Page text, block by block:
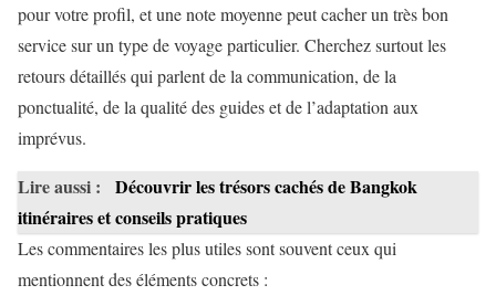
pour votre profil, et une note moyenne peut cacher un très bon
service sur un type de voyage particulier. Cherchez surtout les
retours détaillés qui parlent de la communication, de la
ponctualité, de la qualité des guides et de l’adaptation aux
imprévus.
Lire aussi :
Découvrir les trésors cachés de Bangkok
itinéraires et conseils pratiques
Les commentaires les plus utiles sont souvent ceux qui
mentionnent des éléments concrets :